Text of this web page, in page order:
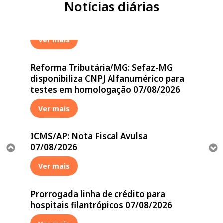
Notícias diárias
vencimento da oitava parcela do ISS
Ver mais
Reforma Tributária/MG: Sefaz-MG
disponibiliza CNPJ Alfanumérico para
testes em homologação 07/08/2026
Ver mais
ICMS/AP: Nota Fiscal Avulsa
07/08/2026
Ver mais
Prorrogada linha de crédito para
hospitais filantrópicos 07/08/2026